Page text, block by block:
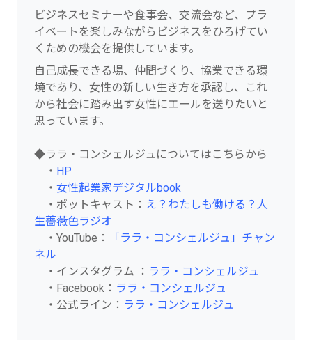
ビジネスセミナーや食事会、交流会など、プラ
イベートを楽しみながらビジネスをひろげてい
くための機会を提供しています。
自己成長できる場、仲間づくり、協業できる環
境であり、女性の新しい生き方を承認し、これ
から社会に踏み出す女性にエールを送りたいと
思っています。
◆ララ・コンシェルジュについてはこちらから
・ HP
・ 女性起業家デジタルbook
・ポットキャスト： え？わたしも働ける？人
生薔薇色ラジオ
・YouTube：
「ララ・コンシェルジュ」チャン
ネル
・インスタグラム ： ララ・コンシェルジュ
・Facebook： ララ・コンシェルジュ
・公式ライン： ララ・コンシェルジュ